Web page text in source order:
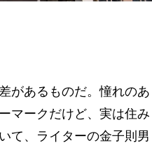
があるものだ。憧れのあ
マークだけど、実は住み
て、ライターの金子則男